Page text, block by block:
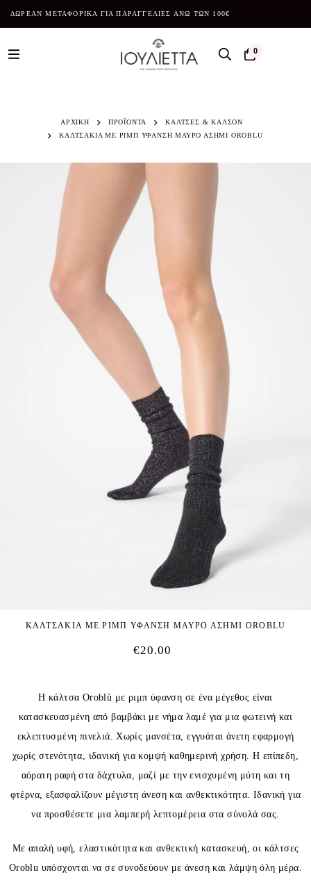
ΔΩΡΕΑΝ ΜΕΤΑΦΟΡΙΚΑ ΓΙΑ ΠΑΡΑΓΓΕΛΙΕΣ ΑΝΩ ΤΩΝ 100€
0
ΑΡΧΙΚΗ ΠΡΟΪΌΝΤΑ
ΚΑΛΤΣΕΣ & ΚΑΛΣΟΝ
ΚΑΛΤΣΑΚΙΑ ΜΕ ΡΙΜΠ ΥΦΑΝΣΗ ΜΑΥΡΟ ΑΣΗΜΙ OROBLU
ΚΑΛΤΣΑΚΙΑ ΜΕ ΡΙΜΠ ΥΦΑΝΣΗ ΜΑΥΡΟ ΑΣΗΜΙ OROBLU
€20.00
Η κάλτσα Oroblù με ριμπ ύφανση σε ένα μέγεθος είναι
κατασκευασμένη από βαμβάκι με νήμα λαμέ για μια φωτεινή και
εκλεπτυσμένη πινελιά. Χωρίς μανσέτα, εγγυάται άνετη εφαρμογή
χωρίς στενότητα, ιδανική για κομψή καθημερινή χρήση. Η επίπεδη,
αόρατη ραφή στα δάχτυλα, μαζί με την ενισχυμένη μύτη και τη
φτέρνα, εξασφαλίζουν μέγιστη άνεση και ανθεκτικότητα. Ιδανική για
να προσθέσετε μια λαμπερή λεπτομέρεια στα σύνολά σας.
Με απαλή υφή, ελαστικότητα και ανθεκτική κατασκευή, οι κάλτσες
Oroblu υπόσχονται να σε συνοδεύουν με άνεση και λάμψη όλη μέρα.